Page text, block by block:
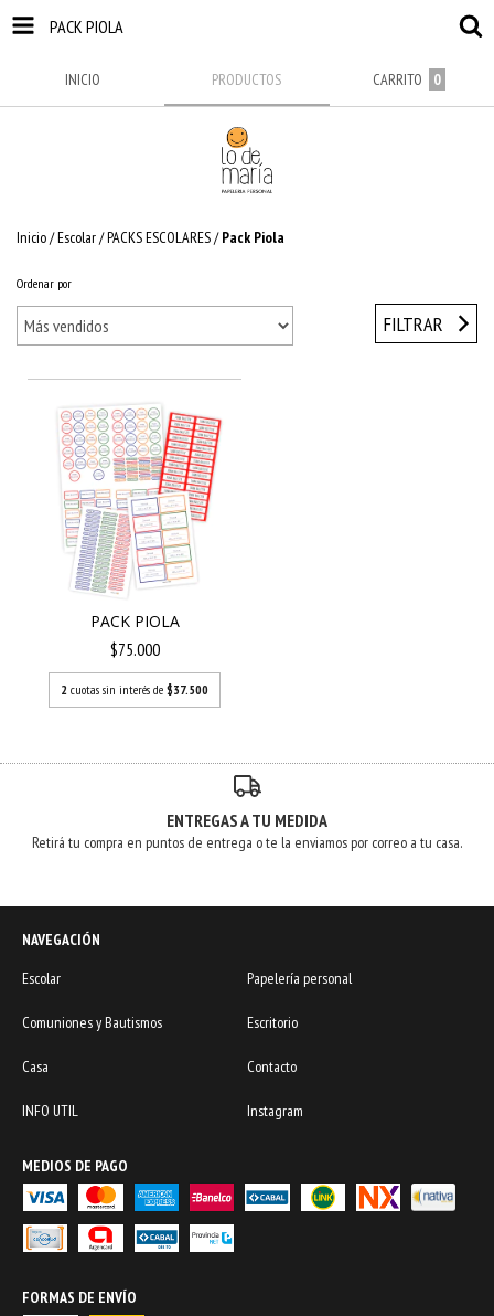
PACK PIOLA
INICIO PRODUCTOS CARRITO 0
Inicio/Escolar/PACKS ESCOLARES/ Pack Piola
Ordenar por
FILTRAR
PACK PIOLA
$75.000
2 cuotas sin interés de $37.500
ENTREGAS A TU MEDIDA
Retirá tu compra en puntos de entrega o te la enviamos por correo a tu casa.
NAVEGACIÓN
Escolar
Papelería personal
Comuniones y Bautismos Escritorio
Casa Contacto
INFO UTIL Instagram
MEDIOS DE PAGO
FORMAS DE ENVÍO